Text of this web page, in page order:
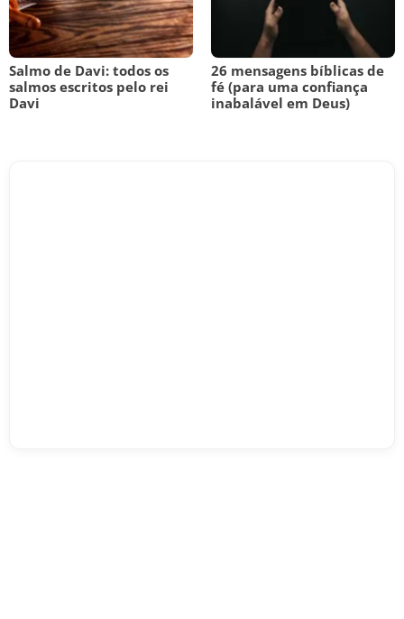
Salmo de Davi: todos os
salmos escritos pelo rei
Davi
26 mensagens bíblicas de
fé (para uma confiança
inabalável em Deus)